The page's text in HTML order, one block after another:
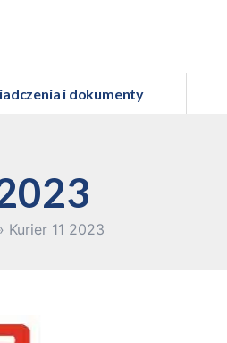
i dokumenty
Kurier 11 2023